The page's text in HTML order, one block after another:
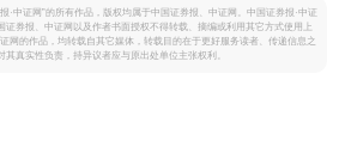
·中证网”的所有作品，版权均属于中国证券报、中证网。中国证券报·中证
证券报、中证网以及作者书面授权不得转载、摘编或利用其它方式使用上
网的作品，均转载自其它媒体，转载目的在于更好服务读者、传递信息之
真实性负责，持异议者应与原出处单位主张权利。